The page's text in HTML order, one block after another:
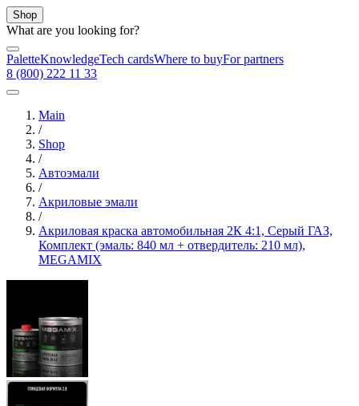
Shop
What are you looking for?
PaletteKnowledgeTech cardsWhere to buyFor partners
8 (800) 222 11 33
Main
/
Shop
/
Автоэмали
/
Акриловые эмали
/
Акриловая краска автомобильная 2К 4:1, Серый ГАЗ,
Комплект (эмаль: 840 мл + отвердитель: 210 мл),
MEGAMIX